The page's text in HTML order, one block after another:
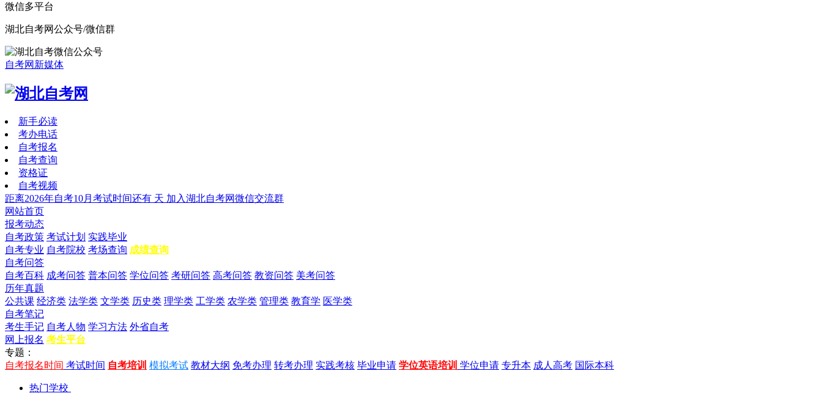
微信多平台
湖北自考网公众号/微信群
自考网新媒体
新手必读
考办电话
自考报名
自考查询
资格证
自考视频
距离2026年自考10月考试时间还有 天 加入湖北自考网微信交流群
网站首页
报考动态
自考政策 考试计划 实践毕业
自考专业 自考院校 考场查询 成绩查询
自考问答
自考百科 成考问答 普本问答 学位问答 考研问答 高考问答 教资问答 美考问答
历年真题
公共课 经济类 法学类 文学类 历史类 理学类 工学类 农学类 管理类 教育学 医学类
自考笔记
考生手记 自考人物 学习方法 外省自考
网上报名 考生平台
专题：
自考报名时间 考试时间 自考培训 模拟考试 教材大纲 免考办理 转考办理 实践考核 毕业申请 学位英语培训 学位申请 专升本 成人高考 国际本科
热门学校